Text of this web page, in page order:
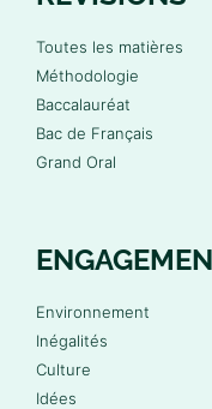
Toutes les matières
Méthodologie
Baccalauréat
Bac de Français
Grand Oral
Environnement
Inégalités
Culture
Idées